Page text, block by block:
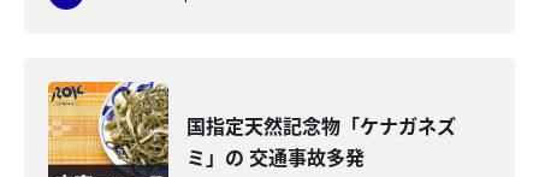
国指定天然記念物「ケナガネズ
ミ」の 交通事故多発